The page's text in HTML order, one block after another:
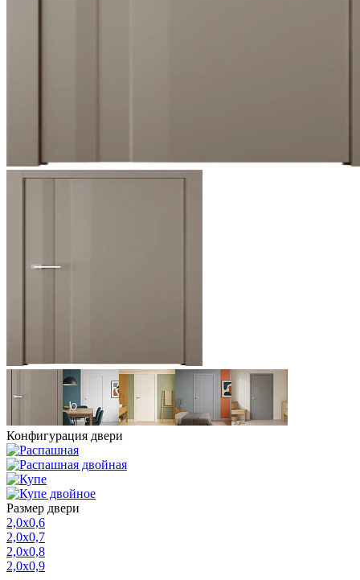
Конфигурация двери
Размер двери
2,0х0,6
2,0х0,7
2,0х0,8
2,0х0,9